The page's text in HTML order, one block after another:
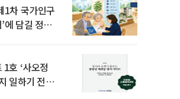
1차 국가인구
에 담길 정책
호 ‘사오정
일하기 전략’